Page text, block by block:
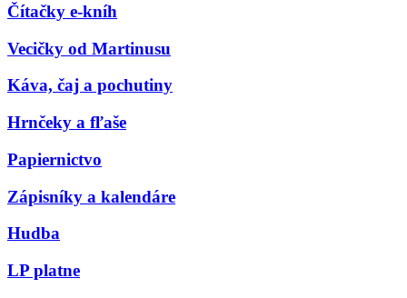
Čítačky e-kníh
Vecičky od Martinusu
Káva, čaj a pochutiny
Hrnčeky a fľaše
Papiernictvo
Zápisníky a kalendáre
Hudba
LP platne